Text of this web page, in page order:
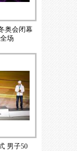
奥会闭幕
场
男子50